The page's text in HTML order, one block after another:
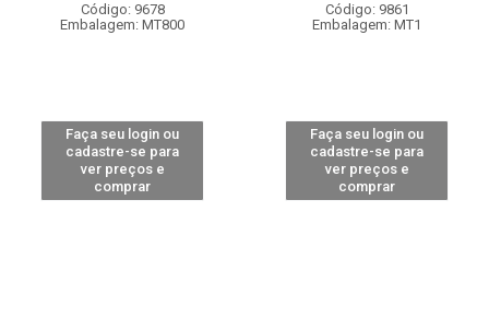
Código: 9678
Embalagem: MT800
Faça seu login ou
cadastre-se para
ver preços e
comprar
Código: 9861
Embalagem: MT1
Faça seu login ou
cadastre-se para
ver preços e
comprar